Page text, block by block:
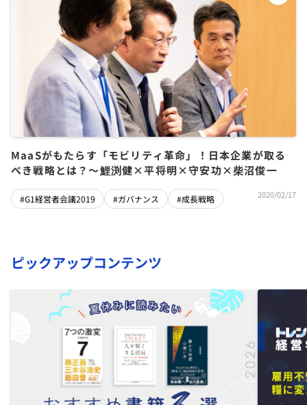
MaaSがもたらす「モビリティ革命」！日本企業が取る
べき戦略とは？～鯉渕健×平将明×守安功×柴沼俊一
#G1経営者会議2019 #ガバナンス #成長戦略 2020/02/17
ピックアップコンテンツ